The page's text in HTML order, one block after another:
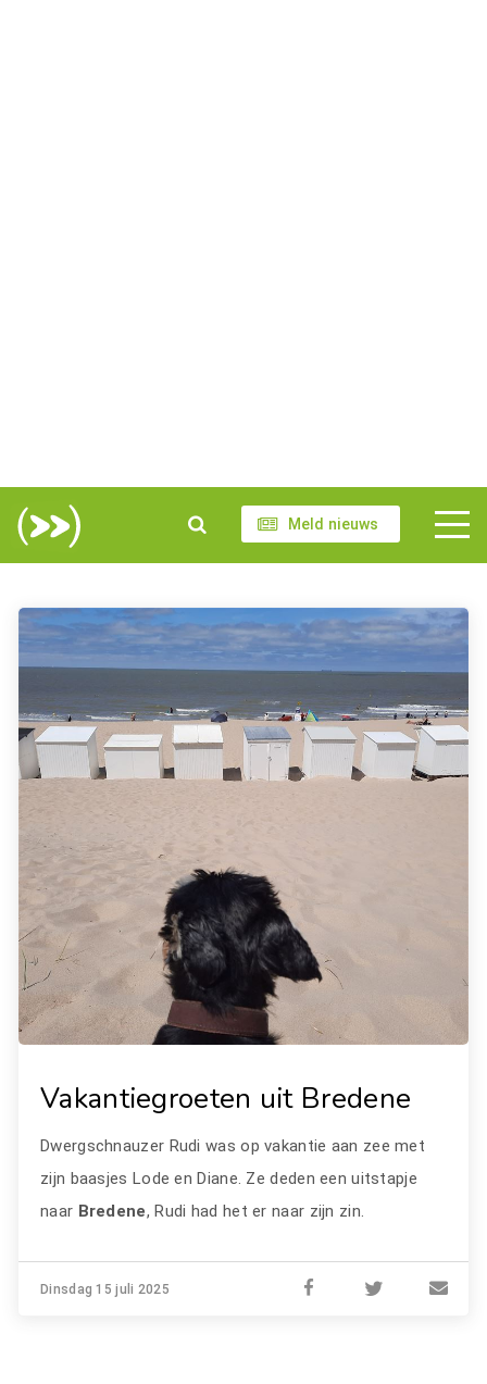
Meld nieuws
Vakantiegroeten uit Bredene
Dwergschnauzer Rudi was op vakantie aan zee met
zijn baasjes Lode en Diane. Ze deden een uitstapje
naar Bredene, Rudi had het er naar zijn zin.
Dinsdag 15 juli 2025